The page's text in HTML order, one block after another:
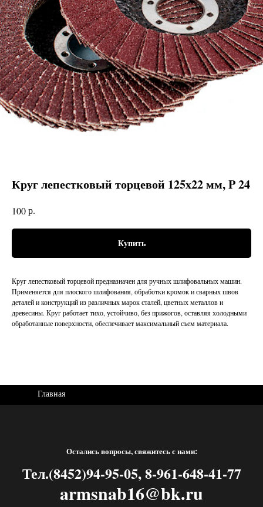
Круг лепестковый торцевой 125х22 мм, P 24
100р.
Купить
Круг лепестковый торцевой предназначен для ручных шлифовальных машин.
Применяется для плоского шлифования, обработки кромок и сварных швов
деталей и конструкций из различных марок сталей, цветных металлов и
древесины. Круг работает тихо, устойчиво, без прижогов, оставляя холодными
обработанные поверхности, обеспечивает максимальный съем материала.
Главная
Остались вопросы, свяжитесь с нами:
Тел.(8452)94-95-05, 8-961-648-41-77
armsnab16@bk.ru